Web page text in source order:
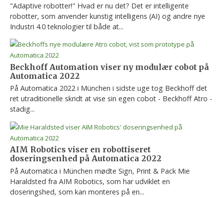
"Adaptive robotter!" Hvad er nu det? Det er intelligente
robotter, som anvender kunstig intelligens (AI) og andre nye
Industri 4.0 teknologier til både at...
Beckhoff Automation viser ny modulær cobot på
Automatica 2022
På Automatica 2022 i München i sidste uge tog Beckhoff det
ret utraditionelle skridt at vise sin egen cobot - Beckhoff Atro -
stadig...
AIM Robotics viser en robottiseret
doseringsenhed på Automatica 2022
På Automatica i München mødte Sign, Print & Pack Mie
Haraldsted fra AIM Robotics, som har udviklet en
doseringshed, som kan monteres på en...